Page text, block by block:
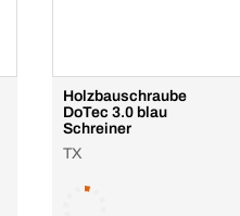
Holzbauschraube
DoTec 3.0 blau
Schreiner
TX